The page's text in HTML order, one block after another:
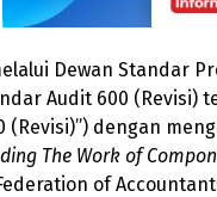
Dewan Standar
Audit 600 (Revisi)
(Revisi)”) dengan
The Work of
of